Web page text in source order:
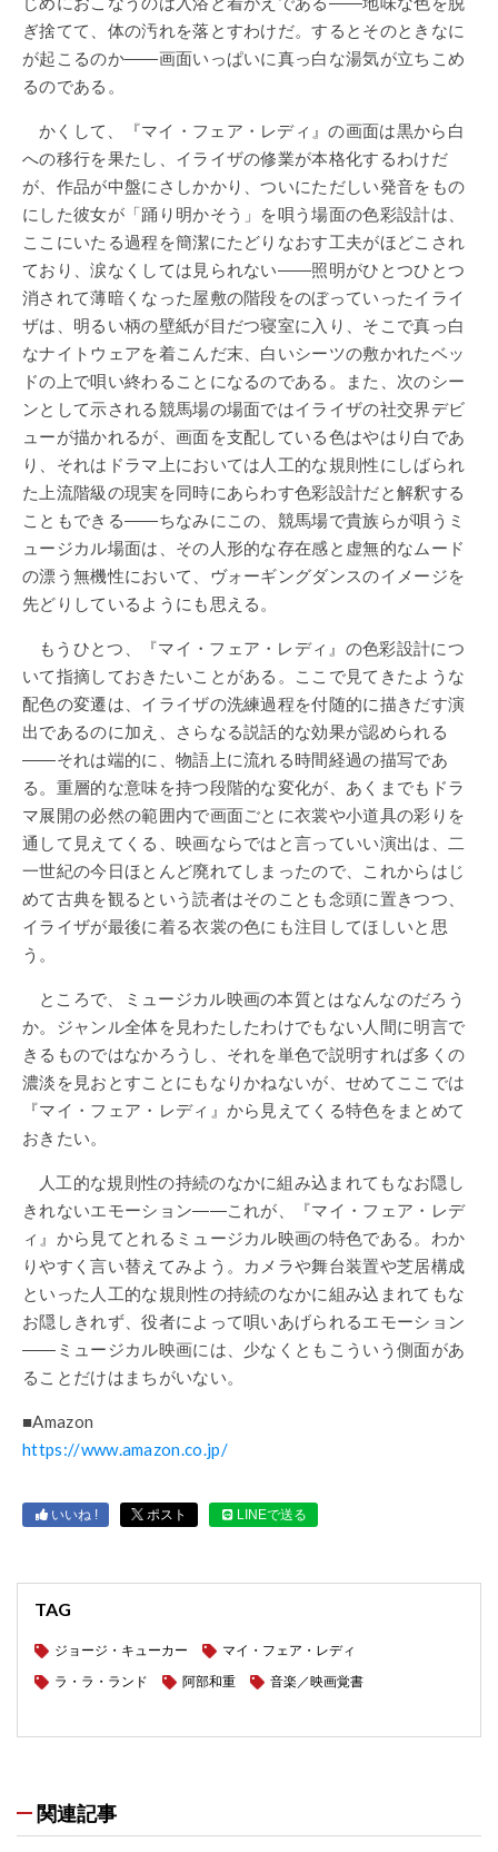
ぎ捨てて、体の汚れを落とすわけだ。するとそのときなに
が起こるのか――画面いっぱいに真っ白な湯気が立ちこめ
るのである。
かくして、『マイ・フェア・レディ』の画面は黒から白
への移行を果たし、イライザの修業が本格化するわけだ
が、作品が中盤にさしかかり、ついにただしい発音をもの
にした彼女が「踊り明かそう」を唄う場面の色彩設計は、
ここにいたる過程を簡潔にたどりなおす工夫がほどこされ
ており、涙なくしては見られない――照明がひとつひとつ
消されて薄暗くなった屋敷の階段をのぼっていったイライ
ザは、明るい柄の壁紙が目だつ寝室に入り、そこで真っ白
なナイトウェアを着こんだ末、白いシーツの敷かれたベッ
ドの上で唄い終わることになるのである。また、次のシー
ンとして示される競馬場の場面ではイライザの社交界デビ
ューが描かれるが、画面を支配している色はやはり白であ
り、それはドラマ上においては人工的な規則性にしばられ
た上流階級の現実を同時にあらわす色彩設計だと解釈する
こともできる――ちなみにこの、競馬場で貴族らが唄うミ
ュージカル場面は、その人形的な存在感と虚無的なムード
の漂う無機性において、ヴォーギングダンスのイメージを
先どりしているようにも思える。
もうひとつ、『マイ・フェア・レディ』の色彩設計につ
いて指摘しておきたいことがある。ここで見てきたような
配色の変遷は、イライザの洗練過程を付随的に描きだす演
出であるのに加え、さらなる説話的な効果が認められる
――それは端的に、物語上に流れる時間経過の描写であ
る。重層的な意味を持つ段階的な変化が、あくまでもドラ
マ展開の必然の範囲内で画面ごとに衣裳や小道具の彩りを
通して見えてくる、映画ならではと言っていい演出は、二
一世紀の今日ほとんど廃れてしまったので、これからはじ
めて古典を観るという読者はそのことも念頭に置きつつ、
イライザが最後に着る衣裳の色にも注目してほしいと思
う。
ところで、ミュージカル映画の本質とはなんなのだろう
か。ジャンル全体を見わたしたわけでもない人間に明言で
きるものではなかろうし、それを単色で説明すれば多くの
濃淡を見おとすことにもなりかねないが、せめてここでは
『マイ・フェア・レディ』から見えてくる特色をまとめて
おきたい。
人工的な規則性の持続のなかに組み込まれてもなお隠し
きれないエモーション――これが、『マイ・フェア・レデ
ィ』から見てとれるミュージカル映画の特色である。わか
りやすく言い替えてみよう。カメラや舞台装置や芝居構成
といった人工的な規則性の持続のなかに組み込まれてもな
お隠しきれず、役者によって唄いあげられるエモーション
――ミュージカル映画には、少なくともこういう側面があ
ることだけはまちがいない。
■Amazon
https://www.amazon.co.jp/
いいね ! ポスト LINEで送る
TAG
ジョージ・キューカー
マイ・フェア・レディ
ラ・ラ・ランド
阿部和重 音楽／映画覚書
関連記事